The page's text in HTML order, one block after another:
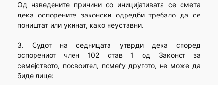
Од наведените причини со иницијативата се смета
дека оспорените законски одредби требало да се
поништат или укинат, како неуставни.
3. Судот на седницата утврди дека според
оспорениот член 102 став 1 од Законот за
семејството, посвоител, помеѓу другото, не може да
биде лице: